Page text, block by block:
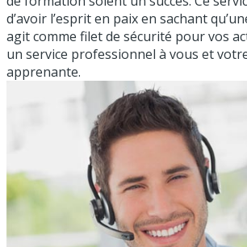
d’avoir l’esprit en paix en sachant
agit comme filet de sécurité pour vos
un service professionnel à vous et
apprenante.